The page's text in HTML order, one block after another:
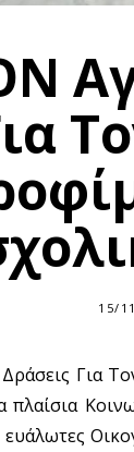
15/
Για
πλαίσια